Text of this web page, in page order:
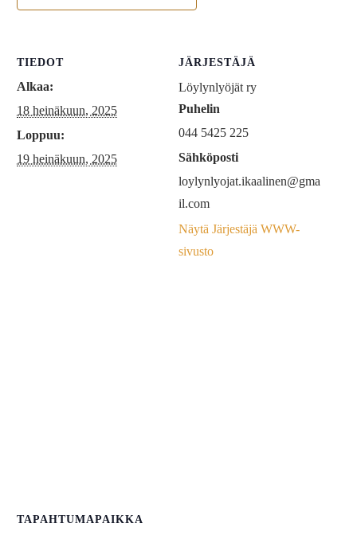
TIEDOT
Alkaa:
18 heinäkuun, 2025
Loppuu:
19 heinäkuun, 2025
JÄRJESTÄJÄ
Löylynlyöjät ry
Puhelin
044 5425 225
Sähköposti
loylynlyojat.ikaalinen@gma
il.com
Näytä Järjestäjä WWW-
sivusto
TAPAHTUMAPAIKKA